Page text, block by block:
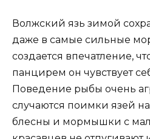
Волжский язь зимой
даже в самые сильные
создается впечатление,
панцирем он чувствует
Поведение рыбы очень
случаются поимки язей
блесны и мормышки с